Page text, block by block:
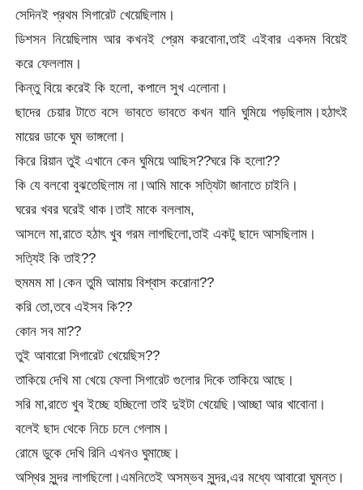
সেদিনই প্রথম সিগারেট খেয়েছিলাম।
ডিশসন নিয়েছিলাম আর কখনই প্রেম করবোনা,তাই এইবার একদম বিয়েই
করে ফেললাম।
কিন্তু বিয়ে করেই কি হলো, কপালে সুখ এলোনা।
ছাদের চেয়ার টাতে বসে ভাবতে ভাবতে কখন যানি ঘুমিয়ে পড়ছিলাম।হঠাৎই
মায়ের ডাকে ঘুম ভাঙ্গলো।
কিরে রিয়ান তুই এখানে কেন ঘুমিয়ে আছিস??ঘরে কি হলো??
কি যে বলবো বুঝতেছিলাম না।আমি মাকে সত্যিটা জানাতে চাইনি।
ঘরের খবর ঘরেই থাক।তাই মাকে বললাম,
আসলে মা,রাতে হঠাৎ খুব গরম লাগছিলো,তাই একটু ছাদে আসছিলাম।
সত্যিই কি তাই??
হুমমম মা।কেন তুমি আমায় বিশ্বাস করোনা??
করি তো,তবে এইসব কি??
কোন সব মা??
তুই আবারো সিগারেট খেয়েছিস??
তাকিয়ে দেখি মা খেয়ে ফেলা সিগারেট গুলোর দিকে তাকিয়ে আছে।
সরি মা,রাতে খুব ইচ্ছে হচ্ছিলো তাই দুইটা খেয়েছি।আচ্ছা আর খাবোনা।
বলেই ছাদ থেকে নিচে চলে গেলাম।
রোমে ডুকে দেখি রিনি এখনও ঘুমাচ্ছে।
অস্থির সুন্দর লাগছিলো।এমনিতেই অসম্ভব সুন্দর,এর মধ্যে আবারো ঘুমন্ত।